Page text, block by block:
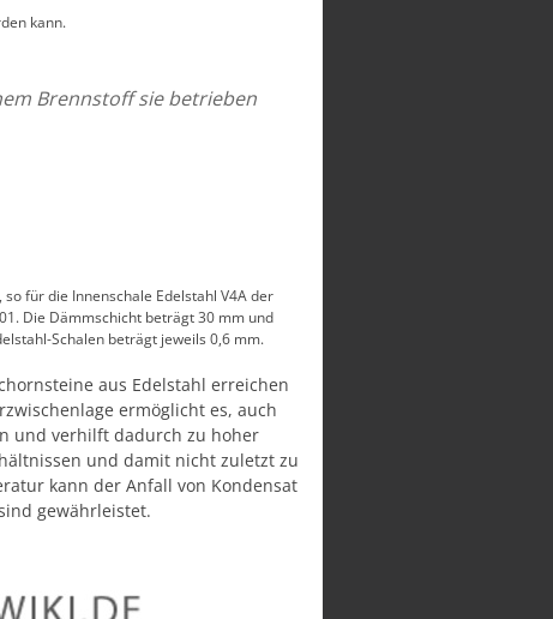
kann.
Brennstoff sie betrieben
für die Innenschale Edelstahl V4A der
Die Dämmschicht beträgt 30 mm und
Schalen beträgt jeweils 0,6 mm.
aus Edelstahl erreichen
ermöglicht es, auch
und verhilft dadurch zu hoher
und damit nicht zuletzt zu
kann der Anfall von Kondensat
gewährleistet.